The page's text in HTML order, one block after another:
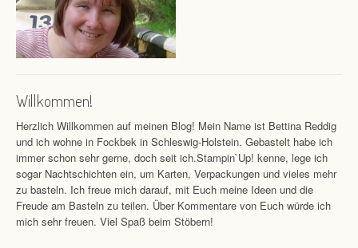
Willkommen!
Herzlich Willkommen auf meinen Blog! Mein Name ist Bettina Reddig
und ich wohne in Fockbek in Schleswig-Holstein. Gebastelt habe ich
immer schon sehr gerne, doch seit ich.Stampin`Up! kenne, lege ich
sogar Nachtschichten ein, um Karten, Verpackungen und vieles mehr
zu basteln. Ich freue mich darauf, mit Euch meine Ideen und die
Freude am Basteln zu teilen. Über Kommentare von Euch würde ich
mich sehr freuen. Viel Spaß beim Stöbern!